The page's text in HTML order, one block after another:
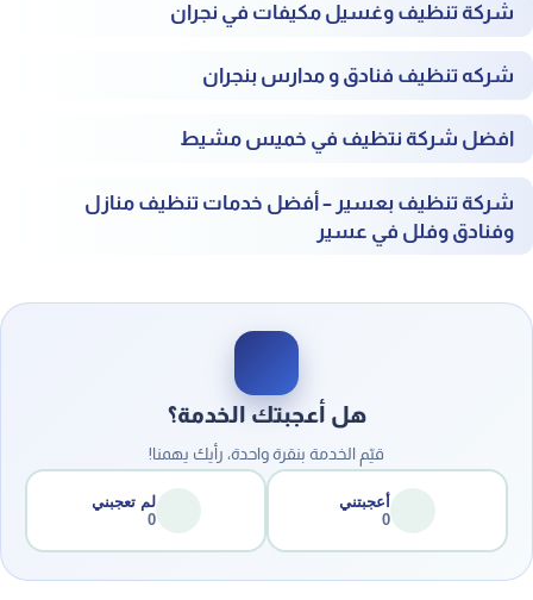
شركة تنظيف وغسيل مكيفات في نجران
شركه تنظيف فنادق و مدارس بنجران
افضل شركة نتظيف في خميس مشيط
شركة تنظيف بعسير – أفضل خدمات تنظيف منازل
وفنادق وفلل في عسير
هل أعجبتك الخدمة؟
قيّم الخدمة بنقرة واحدة، رأيك يهمنا!
أعجبتني
0
لم تعجبني
0